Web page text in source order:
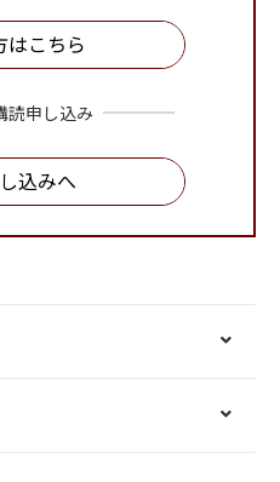
はこちら
読申し込み
込みへ